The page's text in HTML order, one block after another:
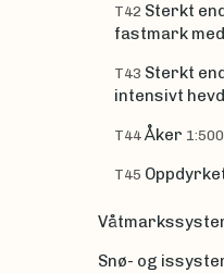
T42 Sterkt
fastmark
T43 Sterkt
intensivt
T44Åker
T45
Snø- og